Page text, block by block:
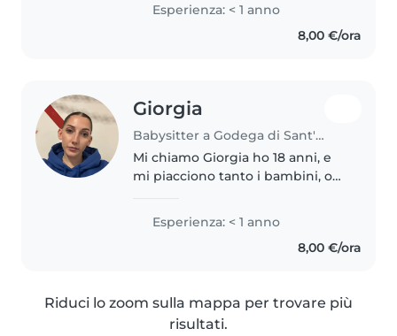
empatica, responsabile e
paziente. Parlo spagnolo e amo
Esperienza: < 1 anno
8,00 €/ora
Giorgia
Babysitter a Godega di Sant'Urbano
Mi chiamo Giorgia ho 18 anni, e
mi piacciono tanto i bambini, o
Sono molto creativa, mi piace
creare nuove idee per divertirsi,
Esperienza: < 1 anno
8,00 €/ora
Riduci lo zoom sulla mappa per trovare più
risultati.